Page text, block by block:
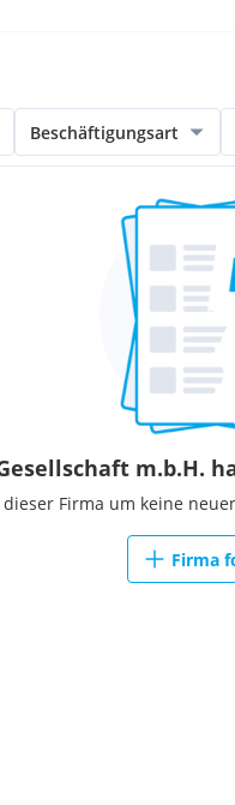
Beschäftigungsart
m.b.H.
dieser Firma um keine
Firma